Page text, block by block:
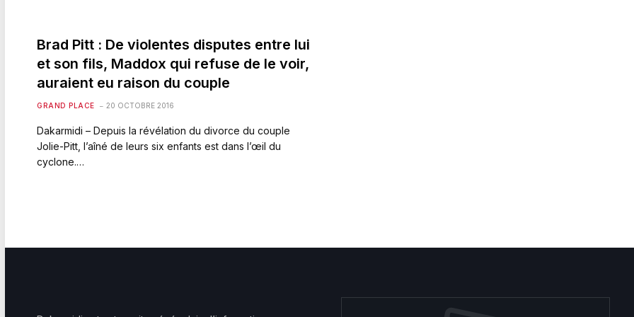
Brad Pitt : De violentes disputes entre lui
et son fils, Maddox qui refuse de le voir,
auraient eu raison du couple
GRAND PLACE 20 OCTOBRE 2016
Dakarmidi – Depuis la révélation du divorce du couple
Jolie-Pitt, l’aîné de leurs six enfants est dans l’œil du
cyclone.…